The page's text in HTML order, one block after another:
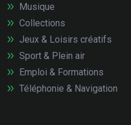
Musique
Collections
Jeux & Loisirs créatifs
Sport & Plein air
Emploi & Formations
Téléphonie & Navigation